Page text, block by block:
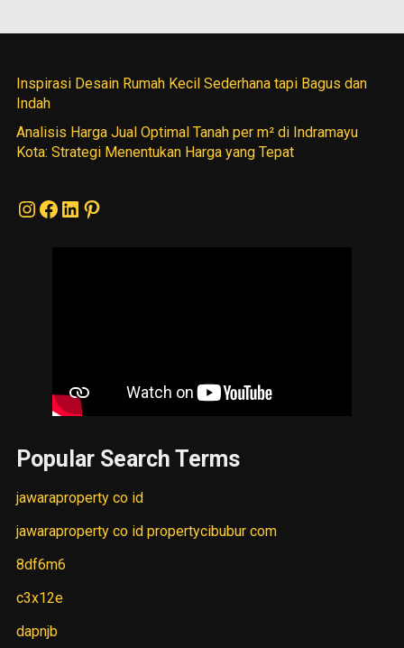
Inspirasi Desain Rumah Kecil Sederhana tapi Bagus dan
Indah
Analisis Harga Jual Optimal Tanah per m² di Indramayu
Kota: Strategi Menentukan Harga yang Tepat
Instagram
Facebook
LinkedIn
Pinterest
Popular Search Terms
jawaraproperty co id
jawaraproperty co id propertycibubur com
8df6m6
c3x12e
dapnjb